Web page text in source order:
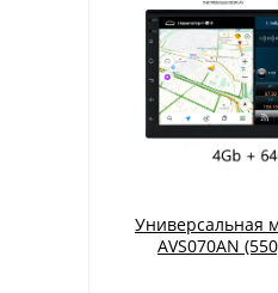
Универсальная
AVS070AN